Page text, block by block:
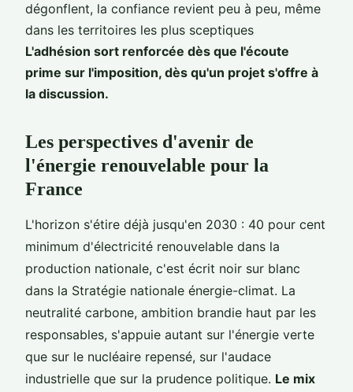
dégonflent, la confiance revient peu à peu, même
dans les territoires les plus sceptiques
L'adhésion sort renforcée dès que l'écoute
prime sur l'imposition, dès qu'un projet s'offre à
la discussion.
Les perspectives d'avenir de
l'énergie renouvelable pour la
France
L'horizon s'étire déjà jusqu'en 2030 : 40 pour cent
minimum d'électricité renouvelable dans la
production nationale, c'est écrit noir sur blanc
dans la Stratégie nationale énergie-climat. La
neutralité carbone, ambition brandie haut par les
responsables, s'appuie autant sur l'énergie verte
que sur le nucléaire repensé, sur l'audace
industrielle que sur la prudence politique. Le mix